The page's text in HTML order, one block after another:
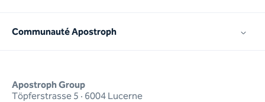
Apostroph Group
Töpferstrasse 5 · 6004 Lucerne
Communauté Apostroph